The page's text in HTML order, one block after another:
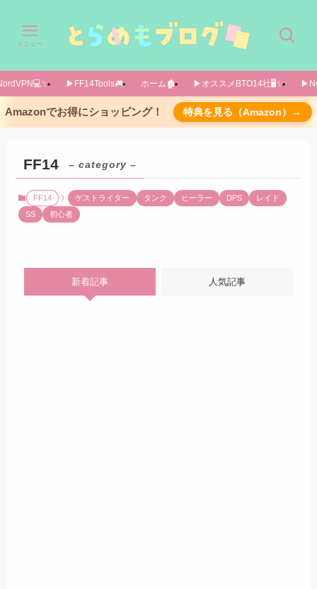
メニュー
▶FF14Tools🎮️ ホーム🏚️ ▶オススメBTO14社🖥️✨️
Amazonでお得にショッピング！ 特典を見る（Amazon）→
FF14 – category –
FF14 ゲストライター タンク ヒーラー DPS
レイド
SS
初心者
新着記事 人気記事